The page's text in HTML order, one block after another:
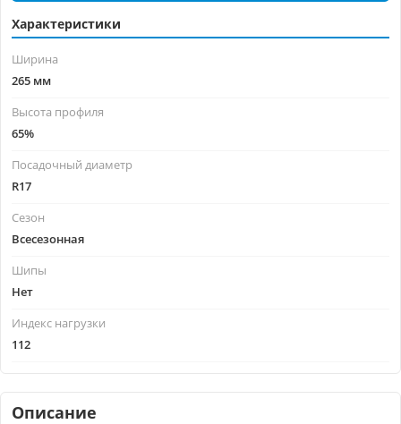
Характеристики
Ширина
265 мм
Высота профиля
65%
Посадочный диаметр
R17
Сезон
Всесезонная
Шипы
Нет
Индекс нагрузки
112
Описание